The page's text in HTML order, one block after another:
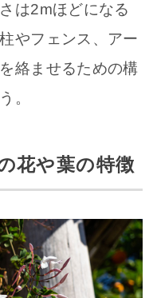
は2mほどになる
やフェンス、アー
絡ませるための構
。
花や葉の特徴